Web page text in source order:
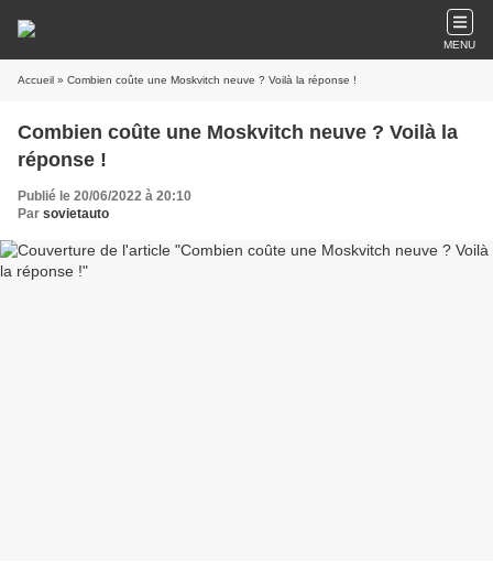
MENU
Accueil » Combien coûte une Moskvitch neuve ? Voilà la réponse !
Combien coûte une Moskvitch neuve ? Voilà la
réponse !
Publié le 20/06/2022 à 20:10
Par sovietauto